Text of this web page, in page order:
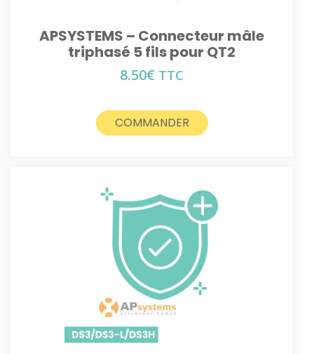
APSYSTEMS – Connecteur mâle
triphasé 5 fils pour QT2
8.50€ TTC
COMMANDER